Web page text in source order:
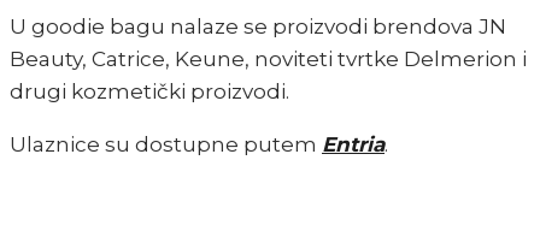
U goodie bagu nalaze se proizvodi brendova JN
Beauty, Catrice, Keune, noviteti tvrtke Delmerion i
drugi kozmetički proizvodi.
Ulaznice su dostupne putem Entria.